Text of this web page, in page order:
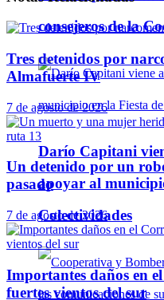
consejeros de la
Darío Capitani
apoyar al
Colectividades
Tres detenidos por
Almafuerte IV
7 de agosto de 2026
Un detenido por un
pasado
7 de agosto de 2026
Importantes daños en
fuertes vientos del sur